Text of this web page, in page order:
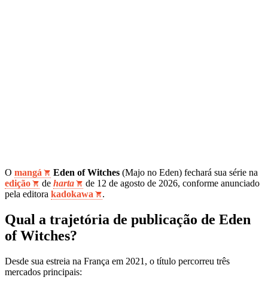
O mangá Eden of Witches (Majo no Eden) fechará sua série na
edição
de harta
de 12 de agosto de 2026, conforme anunciado
pela editora kadokawa .
Qual a trajetória de publicação de Eden
of Witches?
Desde sua estreia na França em 2021, o título percorreu três
mercados principais: